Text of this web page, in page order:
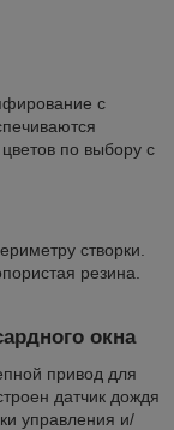
с
по выбору с
створки.
резина.
окна
привод для
датчик дождя
управления и/